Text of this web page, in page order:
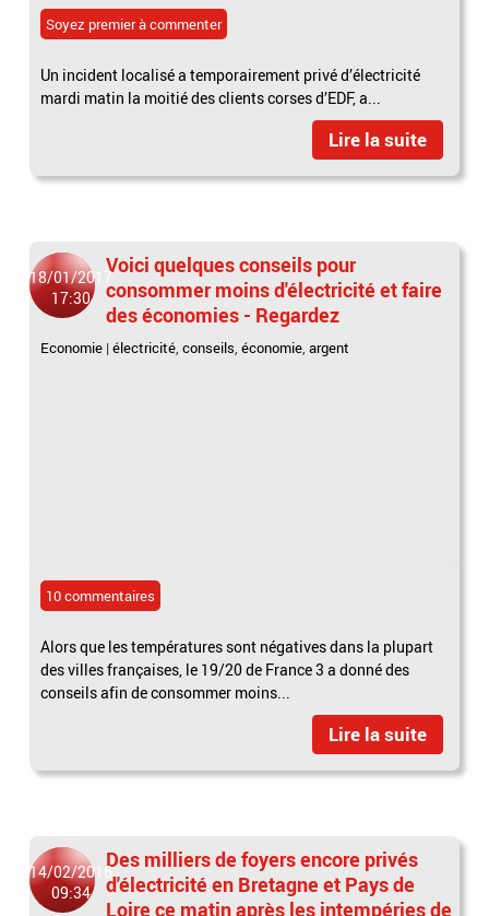
Soyez premier à commenter
Un incident localisé a temporairement privé d’électricité
mardi matin la moitié des clients corses d’EDF, a...
Lire la suite
18/01/2017
17:30
Voici quelques conseils pour
consommer moins d'électricité et faire
des économies - Regardez
Economie |électricité,conseils,économie,argent
10 commentaires
Alors que les températures sont négatives dans la plupart
des villes françaises, le 19/20 de France 3 a donné des
conseils afin de consommer moins...
Lire la suite
14/02/2016
09:34
Des milliers de foyers encore privés
d'électricité en Bretagne et Pays de
Loire ce matin après les intempéries de